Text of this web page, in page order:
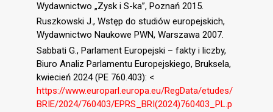
Wydawnictwo „Zysk i S-ka”, Poznań 2015.
Ruszkowski J., Wstęp do studiów europejskich,
Wydawnictwo Naukowe PWN, Warszawa 2007.
Sabbati G., Parlament Europejski – fakty i liczby,
Biuro Analiz Parlamentu Europejskiego, Bruksela,
kwiecień 2024 (PE 760.403): <
https://www.europarl.europa.eu/RegData/etudes/
BRIE/2024/760403/EPRS_BRI(2024)760403_PL.p